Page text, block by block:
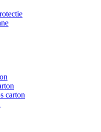
carton